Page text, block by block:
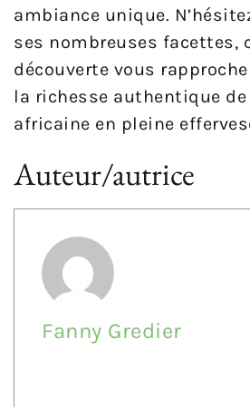
ambiance unique.
ses nombreuses facettes,
découverte vous
la richesse authentique
africaine en pleine
Auteur/autrice
Fanny Gredier